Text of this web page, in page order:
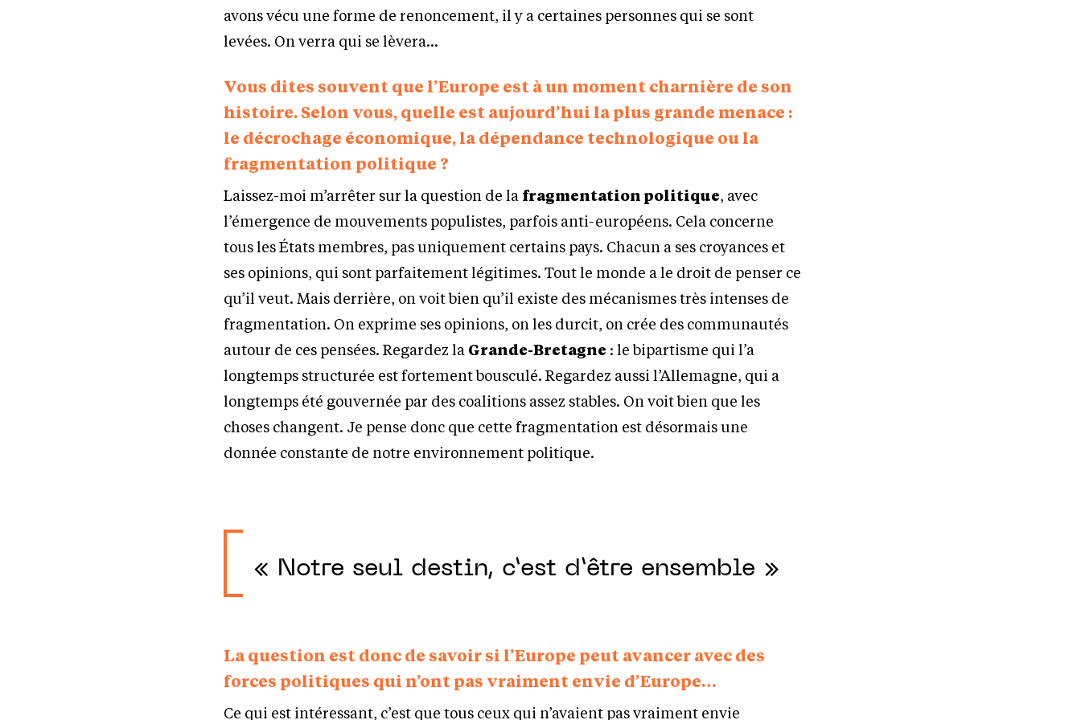
avons vécu une forme de renoncement, il y a certaines personnes qui se sont
levées. On verra qui se lèvera…
Vous dites souvent que l’Europe est à un moment charnière de son
histoire. Selon vous, quelle est aujourd’hui la plus grande menace :
le décrochage économique, la dépendance technologique ou la
fragmentation politique ?
Laissez-moi m’arrêter sur la question de la fragmentation politique, avec
l’émergence de mouvements populistes, parfois anti-européens. Cela concerne
tous les États membres, pas uniquement certains pays. Chacun a ses croyances et
ses opinions, qui sont parfaitement légitimes. Tout le monde a le droit de penser ce
qu’il veut. Mais derrière, on voit bien qu’il existe des mécanismes très intenses de
fragmentation. On exprime ses opinions, on les durcit, on crée des communautés
autour de ces pensées. Regardez la Grande-Bretagne : le bipartisme qui l’a
longtemps structurée est fortement bousculé. Regardez aussi l’Allemagne, qui a
longtemps été gouvernée par des coalitions assez stables. On voit bien que les
choses changent. Je pense donc que cette fragmentation est désormais une
donnée constante de notre environnement politique.
« Notre seul destin, c’est d’être ensemble »
La question est donc de savoir si l’Europe peut avancer avec des
forces politiques qui n’ont pas vraiment envie d’Europe…
Ce qui est intéressant, c’est que tous ceux qui n’avaient pas vraiment envie